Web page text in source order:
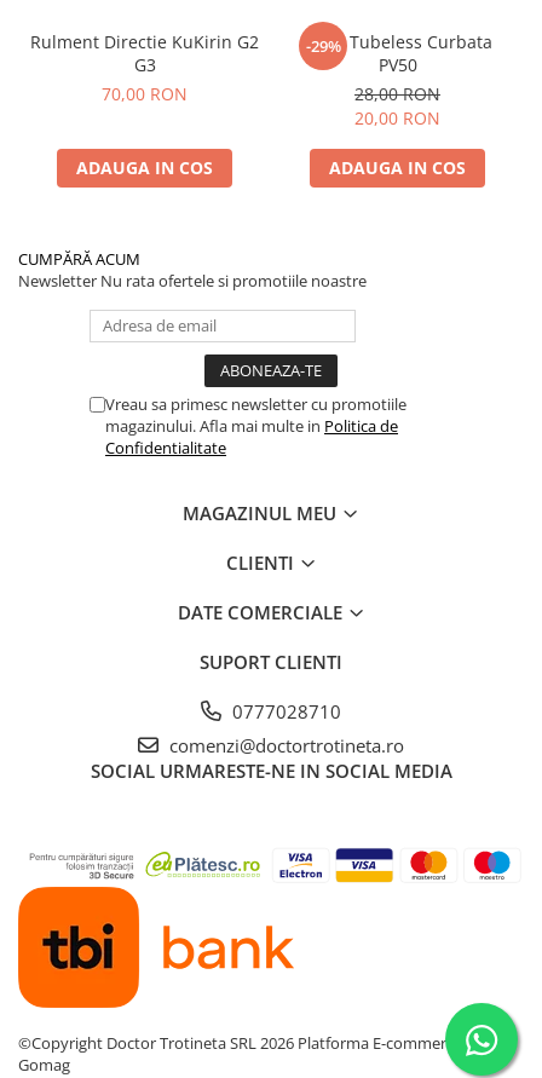
Rulment Directie KuKirin G2
G3
70,00 RON
ADAUGA IN COS
-29%
Valva Tubeless Curbata
PV50
28,00 RON
20,00 RON
ADAUGA IN COS
CUMPĂRĂ ACUM
Newsletter Nu rata ofertele si promotiile noastre
Vreau sa primesc newsletter cu promotiile
magazinului. Afla mai multe in Politica de
Confidentialitate
MAGAZINUL MEU
CLIENTI
DATE COMERCIALE
SUPORT CLIENTI
0777028710
comenzi@doctortrotineta.ro
SOCIAL URMARESTE-NE IN SOCIAL MEDIA
©Copyright Doctor Trotineta SRL 2026 Platforma E-commerce by
Gomag